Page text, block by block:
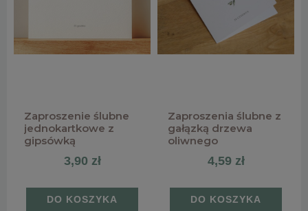
Zaproszenie ślubne
jednokartkowe z
gipsówką
3,90 zł
DO KOSZYKA
Zaproszenia ślubne z
gałązką drzewa
oliwnego
4,59 zł
DO KOSZYKA